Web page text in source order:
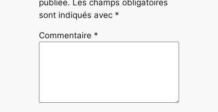
publiée. Les champs obligatoires
sont indiqués avec *
Commentaire *